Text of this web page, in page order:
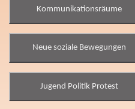
Kommunikationsräume
Neue soziale Bewegungen
Jugend Politik Protest